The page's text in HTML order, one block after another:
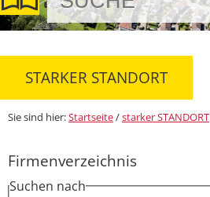
STARKER STANDORT
Sie sind hier:Startseite/starker STANDORT
Firmenverzeichnis
Suchen nach